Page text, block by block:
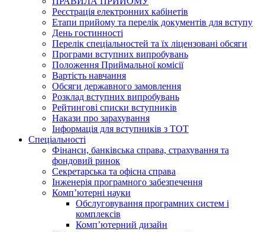
Реєстрація електронних кабінетів
Етапи прийому та перелік документів для вступу
День гостинності
Перелік спеціальностей та їх ліцензовані обсяги
Програми вступних випробувань
Положення Приймальної комісії
Вартість навчання
Обсяги державного замовлення
Розклад вступних випробувань
Рейтингові списки вступників
Накази про зарахування
Інформація для вступників з ТОТ
Спеціальності
Фінанси, банківська справа, страхування та
фондовий ринок
Секретарська та офісна справа
Інженерія програмного забезпечення
Комп’ютерні науки
Обслуговування програмних систем і
комплексів
Комп’ютерний дизайн